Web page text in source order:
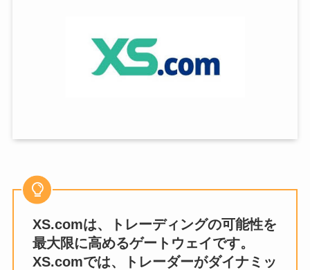
XS.comは、トレーディングの可能性を
最大限に高めるゲートウェイです。
XS.comでは、ト レーダーがダイナミッ